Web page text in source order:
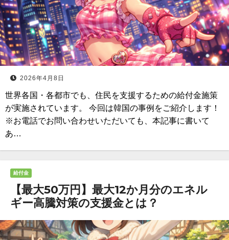
2026年4月8日
世界各国・各都市でも、住民を支援するための給付金施策
が実施されています。 今回は韓国の事例をご紹介します！
※お電話でお問い合わせいただいても、本記事に書いて
あ…
給付金
【最大50万円】最大12か月分のエネル
ギー高騰対策の支援金とは？